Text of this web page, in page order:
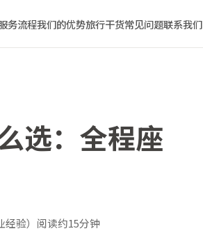
务流程我们的优势旅行干货常见问题联系我们
选：全程座
验） 阅读约15分钟